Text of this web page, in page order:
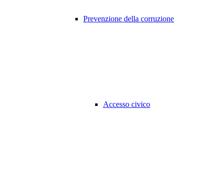
Prevenzione della corruzione
Accesso civico